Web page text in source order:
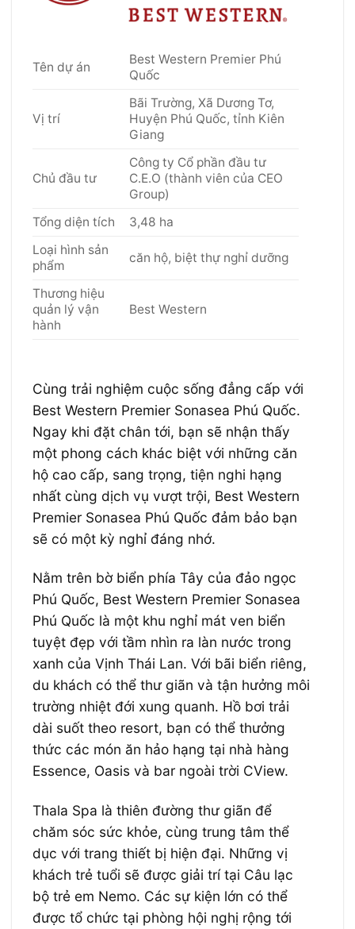
Tên dự án
Best Western Premier Phú
Quốc
Vị trí
Bãi Trường, Xã Dương Tơ,
Huyện Phú Quốc, tỉnh Kiên
Giang
Chủ đầu tư
Công ty Cổ phần đầu tư
C.E.O (thành viên của CEO
Group)
Tổng diện tích
3,48 ha
Loại hình sản
phẩm
căn hộ, biệt thự nghỉ dưỡng
Thương hiệu
quản lý vận
hành
Best Western
Cùng trải nghiệm cuộc sống đẳng cấp với
Best Western Premier Sonasea Phú Quốc.
Ngay khi đặt chân tới, bạn sẽ nhận thấy
một phong cách khác biệt với những căn
hộ cao cấp, sang trọng, tiện nghi hạng
nhất cùng dịch vụ vượt trội, Best Western
Premier Sonasea Phú Quốc đảm bảo bạn
sẽ có một kỳ nghỉ đáng nhớ.
Nằm trên bờ biển phía Tây của đảo ngọc
Phú Quốc, Best Western Premier Sonasea
Phú Quốc là một khu nghỉ mát ven biển
tuyệt đẹp với tầm nhìn ra làn nước trong
xanh của Vịnh Thái Lan. Với bãi biển riêng,
du khách có thể thư giãn và tận hưởng môi
trường nhiệt đới xung quanh. Hồ bơi trải
dài suốt theo resort, bạn có thể thưởng
thức các món ăn hảo hạng tại nhà hàng
Essence, Oasis và bar ngoài trời CView.
Thala Spa là thiên đường thư giãn để
chăm sóc sức khỏe, cùng trung tâm thể
dục với trang thiết bị hiện đại. Những vị
khách trẻ tuổi sẽ được giải trí tại Câu lạc
bộ trẻ em Nemo. Các sự kiện lớn có thể
được tổ chức tại phòng hội nghị rộng tới